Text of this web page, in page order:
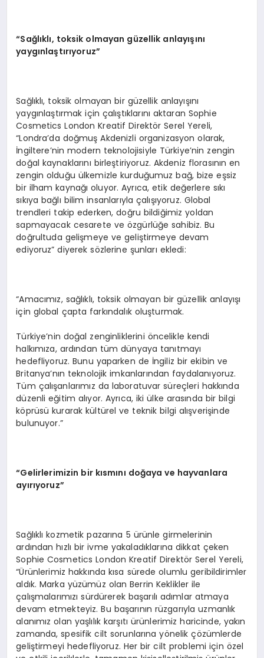
“Sağlıklı, toksik olmayan güzellik anlayışını
yaygınlaştırıyoruz”
Sağlıklı, toksik olmayan bir güzellik anlayışını
yaygınlaştırmak için çalıştıklarını aktaran Sophie
Cosmetics London Kreatif Direktör Serel Yereli,
“Londra’da doğmuş Akdenizli organizasyon olarak,
İngiltere’nin modern teknolojisiyle Türkiye’nin zengin
doğal kaynaklarını birleştiriyoruz. Akdeniz florasının en
zengin olduğu ülkemizle kurduğumuz bağ, bize eşsiz
bir ilham kaynağı oluyor. Ayrıca, etik değerlere sıkı
sıkıya bağlı bilim insanlarıyla çalışıyoruz. Global
trendleri takip ederken, doğru bildiğimiz yoldan
sapmayacak cesarete ve özgürlüğe sahibiz. Bu
doğrultuda gelişmeye ve geliştirmeye devam
ediyoruz” diyerek sözlerine şunları ekledi:
“Amacımız, sağlıklı, toksik olmayan bir güzellik anlayışı
için global çapta farkındalık oluşturmak.
Türkiye’nin doğal zenginliklerini öncelikle kendi
halkımıza, ardından tüm dünyaya tanıtmayı
hedefliyoruz. Bunu yaparken de İngiliz bir ekibin ve
Britanya’nın teknolojik imkanlarından faydalanıyoruz.
Tüm çalışanlarımız da laboratuvar süreçleri hakkında
düzenli eğitim alıyor. Ayrıca, iki ülke arasında bir bilgi
köprüsü kurarak kültürel ve teknik bilgi alışverişinde
bulunuyor.”
“Gelirlerimizin bir kısmını doğaya ve hayvanlara
ayırıyoruz”
Sağlıklı kozmetik pazarına 5 ürünle girmelerinin
ardından hızlı bir ivme yakaladıklarına dikkat çeken
Sophie Cosmetics London Kreatif Direktör Serel Yereli,
“Ürünlerimiz hakkında kısa sürede olumlu geribildirimler
aldık. Marka yüzümüz olan Berrin Keklikler ile
çalışmalarımızı sürdürerek başarılı adımlar atmaya
devam etmekteyiz. Bu başarının rüzgarıyla uzmanlık
alanımız olan yaşlılık karşıtı ürünlerimiz haricinde, yakın
zamanda, spesifik cilt sorunlarına yönelik çözümlerde
geliştirmeyi hedefliyoruz. Her bir cilt problemi için özel